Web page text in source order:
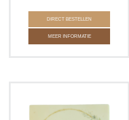
DIRECT BESTELLEN
MEER INFORMATIE